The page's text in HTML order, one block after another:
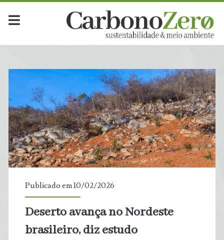
Publicado em 10/02/2026
Deserto avança no Nordeste
brasileiro, diz estudo